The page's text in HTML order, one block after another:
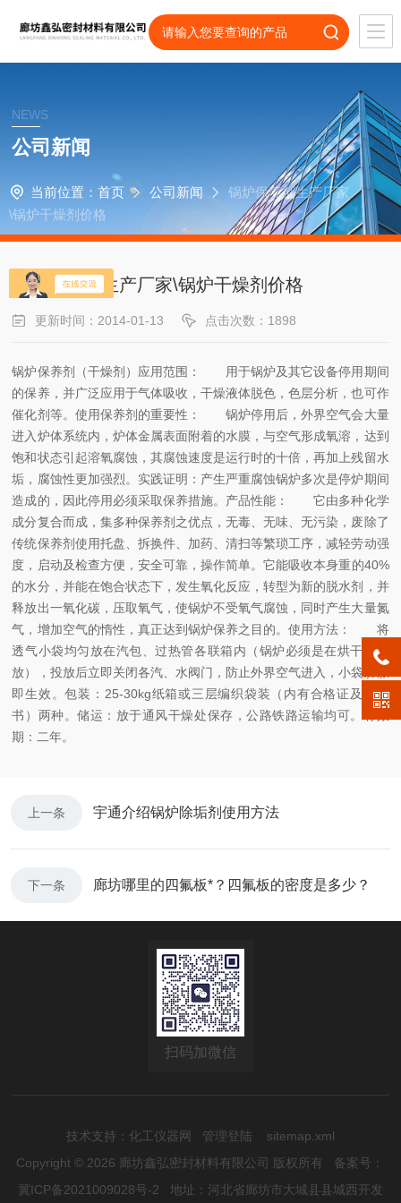
NEWS
公司新闻
当前位置： 首页 公司新闻
锅炉保养剂生产厂家
\锅炉干燥剂价格
锅炉保养剂生产厂家\锅炉干燥剂价格
更新时间：2014-01-13 点击次数：1898
锅炉保养剂（干燥剂）应用范围： 用于锅炉及其它设备停用期间
的保养，并广泛应用于气体吸收，干燥液体脱色，色层分析，也可作
催化剂等。使用保养剂的重要性： 锅炉停用后，外界空气会大量
进入炉体系统内，炉体金属表面附着的水膜，与空气形成氧溶，达到
饱和状态引起溶氧腐蚀，其腐蚀速度是运行时的十倍，再加上残留水
垢，腐蚀性更加强烈。实践证明：产生严重腐蚀锅炉多次是停炉期间
造成的，因此停用必须采取保养措施。产品性能： 它由多种化学
成分复合而成，集多种保养剂之优点，无毒、无味、无污染，废除了
传统保养剂使用托盘、拆换件、加药、清扫等繁琐工序，减轻劳动强
度，启动及检查方便，安全可靠，操作简单。它能吸收本身重的40%
的水分，并能在饱合状态下，发生氧化反应，转型为新的脱水剂，并
释放出一氧化碳，压取氧气，使锅炉不受氧气腐蚀，同时产生大量氮
气，增加空气的惰性，真正达到锅炉保养之目的。使用方法： 将
透气小袋均匀放在汽包、过热管各联箱内（锅炉必须是在烘干后投
放），投放后立即关闭各汽、水阀门，防止外界空气进入，小袋膨胀
即生效。包装：25-30kg纸箱或三层编织袋装（内有合格证及说明
书）两种。储运：放于通风干燥处保存，公路铁路运输均可。有效
期：二年。
上一条 宇通介绍锅炉除垢剂使用方法
下一条 廊坊哪里的四氟板*？四氟板的密度是多少？
扫码加微信
技术支持： 化工仪器网 管理登陆
sitemap.xml
Copyright © 2026 廊坊鑫弘密封材料有限公司 版权所有 备案号：
冀ICP备2021009028号-2 地址：河北省廊坊市大城县县城西开发